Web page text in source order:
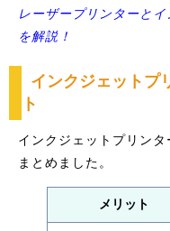
レーザープリンターと
を解説！
インクジェットプ
ト
インクジェットプリン
まとめました。
メリット